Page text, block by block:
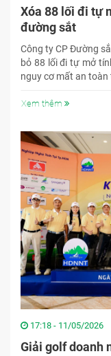
Xóa 88 lối đi tự
đường sắt
Công ty CP Đường
bỏ 88 lối đi tự mở
nguy cơ mất an toàn
Xem thêm
17:18 - 11/05/2026
Giải golf doanh